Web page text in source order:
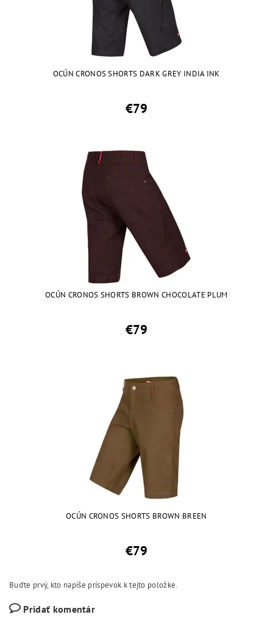
OCÚN CRONOS SHORTS DARK GREY INDIA INK
€79
OCÚN CRONOS SHORTS BROWN CHOCOLATE PLUM
€79
OCÚN CRONOS SHORTS BROWN BREEN
€79
Buďte prvý, kto napíše príspevok k tejto položke.
Pridať komentár